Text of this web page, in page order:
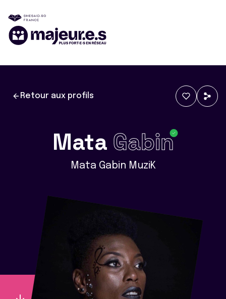
Retour aux profils
Mata Gabin
Mata Gabin MuziK